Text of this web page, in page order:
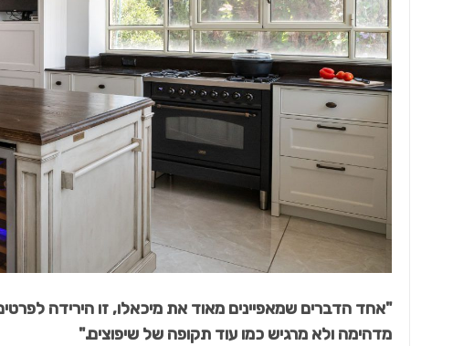
"אחד הדברים שמאפיינים מאוד את מיכאלו, זו הירידה
מדהימה ולא מרגיש כמו עוד תקופה של שיפוצים."